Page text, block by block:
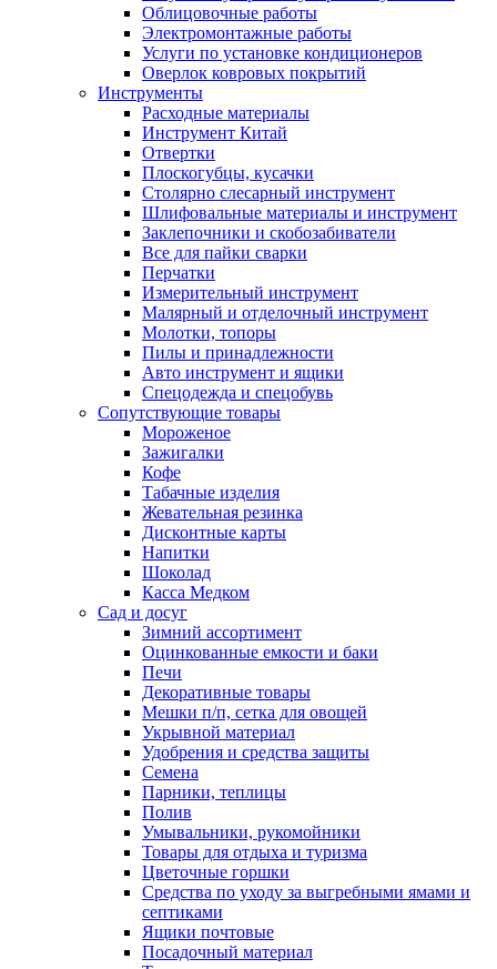
Облицовочные работы
Электромонтажные работы
Услуги по установке кондиционеров
Оверлок ковровых покрытий
Инструменты
Расходные материалы
Инструмент Китай
Отвертки
Плоскогубцы, кусачки
Столярно слесарный инструмент
Шлифовальные материалы и инструмент
Заклепочники и скобозабиватели
Все для пайки сварки
Перчатки
Измерительный инструмент
Малярный и отделочный инструмент
Молотки, топоры
Пилы и принадлежности
Авто инструмент и ящики
Спецодежда и спецобувь
Сопутствующие товары
Мороженое
Зажигалки
Кофе
Табачные изделия
Жевательная резинка
Дисконтные карты
Напитки
Шоколад
Касса Медком
Сад и досуг
Зимний ассортимент
Оцинкованные емкости и баки
Печи
Декоративные товары
Мешки п/п, сетка для овощей
Укрывной материал
Удобрения и средства защиты
Семена
Парники, теплицы
Полив
Умывальники, рукомойники
Товары для отдыха и туризма
Цветочные горшки
Средства по уходу за выгребными ямами и
септиками
Ящики почтовые
Посадочный материал